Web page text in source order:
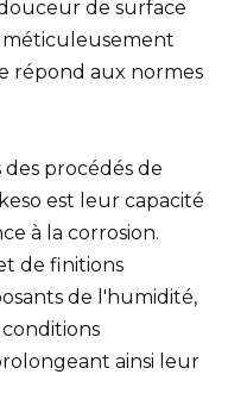
de surface
méticuleusement
répond aux normes
procédés de
est leur capacité
à la corrosion.
de finitions
de l'humidité,
ainsi leur